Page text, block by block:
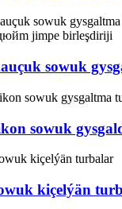
sowuk
sowuk
kiçelýän